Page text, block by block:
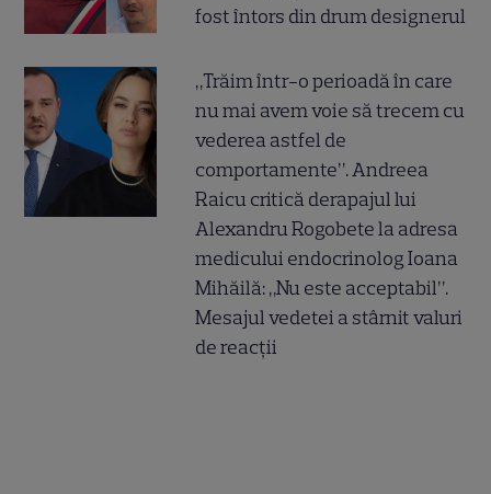
fost întors din drum designerul
„Trăim într-o perioadă în care
nu mai avem voie să trecem cu
vederea astfel de
comportamente”. Andreea
Raicu critică derapajul lui
Alexandru Rogobete la adresa
medicului endocrinolog Ioana
Mihăilă: „Nu este acceptabil”.
Mesajul vedetei a stârnit valuri
de reacții